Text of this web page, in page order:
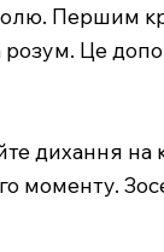
Першим
розум. Це
дихання на
моменту.